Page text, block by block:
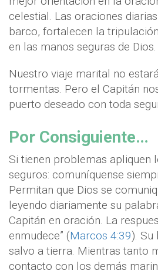
celestial. Las oraciones
barco, fortalecen la
en las manos seguras de Dios.
Nuestro viaje marital no
tormentas. Pero el Capitán
puerto deseado con toda
Por Consiguiente…
Si tienen problemas apliquen
seguros: comuníquense
Permitan que Dios se
leyendo diariamente su
Capitán en oración. La
enmudece” (Marcos 4:39). Su
salvo a tierra. Mientras tanto
contacto con los demás